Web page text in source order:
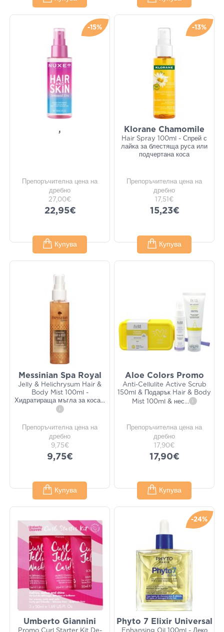
-15%
,
Препоръчителна цена на
дребно
27,00€
22,95€
Купува
-13%
Klorane Chamomile
Hair Spray 100ml - Спрей с
лайка за блестяща руса или
подчертана коса
Препоръчителна цена на
дребно
17,51€
15,23€
Купува
Messinian Spa Royal
Jelly & Helichrysum Hair &
Body Mist 100ml -
Хидратираща мъгла за коса...
i
Препоръчителна цена на
дребно
9,75€
9,75€
Купува
Aloe Colors Promo
Anti-Cellulite Active Scrub
150ml & Подарък Hair & Body
Mist 100ml & нес... i
Препоръчителна цена на
дребно
17,90€
17,90€
Купува
Umberto Giannini
-24%
Phyto 7 Elixir Universal